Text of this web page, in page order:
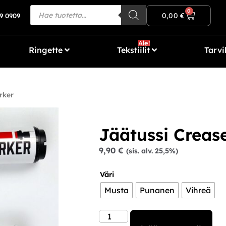
Ilmainen toimitus yli 80€ tilauksiin!
0909 0,00€
0
Ringette Tekstiilit
Ale!
Jäätussi
9,90 € (sis. alv. 25,5%)
Väri
Musta Punanen Vihreä